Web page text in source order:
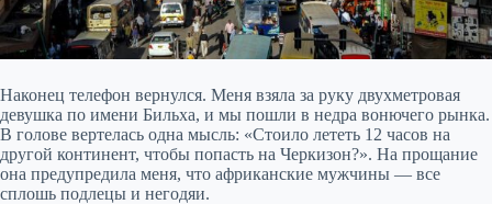
Наконец телефон вернулся. Меня взяла за руку двухметровая
девушка по имени Бильха, и мы пошли в недра вонючего рынка.
В голове вертелась одна мысль: «Стоило лететь 12 часов на
другой континент, чтобы попасть на Черкизон?». На прощание
она предупредила меня, что африканские мужчины — все
сплошь подлецы и негодяи.